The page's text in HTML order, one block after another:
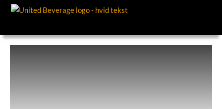
COCKTAILS